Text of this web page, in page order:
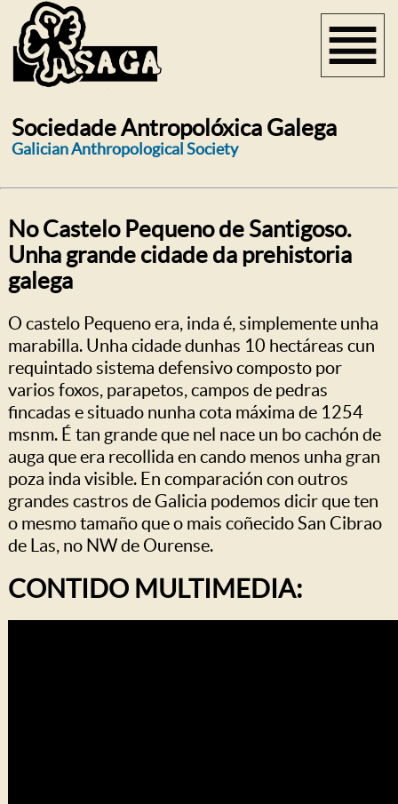
Sociedade Antropolóxica Galega
Galician Anthropological Society
No Castelo Pequeno de Santigoso.
Unha grande cidade da prehistoria
galega
O castelo Pequeno era, inda é, simplemente unha
marabilla. Unha cidade dunhas 10 hectáreas cun
requintado sistema defensivo composto por
varios foxos, parapetos, campos de pedras
fincadas e situado nunha cota máxima de 1254
msnm. É tan grande que nel nace un bo cachón de
auga que era recollida en cando menos unha gran
poza inda visible. En comparación con outros
grandes castros de Galicia podemos dicir que ten
o mesmo tamaño que o mais coñecido San Cibrao
de Las, no NW de Ourense.
CONTIDO MULTIMEDIA: